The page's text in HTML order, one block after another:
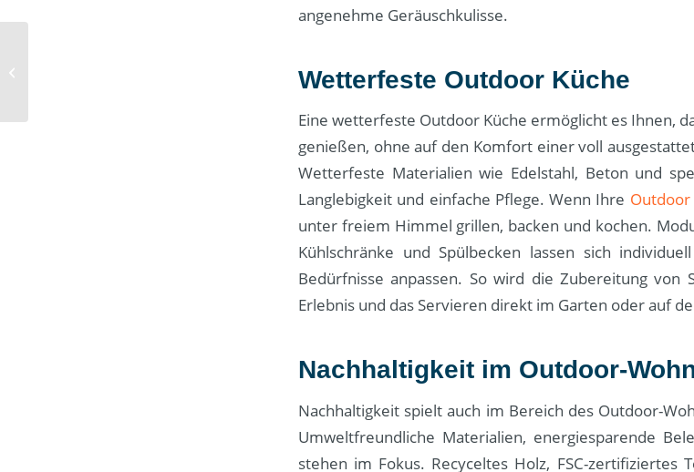
angenehme Geräuschkulisse.
Wetterfeste Outdoor Küche
Eine wetterfeste Outdoor Küche ermöglicht es Ihnen,
genießen, ohne auf den Komfort einer voll
Wetterfeste Materialien wie Edelstahl, Beton und
Langlebigkeit und einfache Pflege. Wenn Ihre
unter freiem Himmel grillen, backen und kochen.
Kühlschränke und Spülbecken lassen sich
Bedürfnisse anpassen. So wird die Zubereitung von
Erlebnis und das Servieren direkt im Garten oder auf
Nachhaltigkeit im Outdoor-
Nachhaltigkeit spielt auch im Bereich des Outdoor-
Umweltfreundliche Materialien, energiesparende
stehen im Fokus. Recyceltes Holz, FSC-zertifiziertes